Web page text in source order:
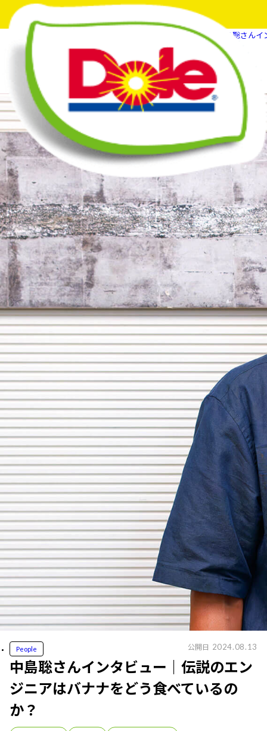
フルーツスマイルマガジン 中島聡さん
People 公開日 2024.08.13
中島聡さんインタビュー｜伝説のエン
ジニアはバナナをどう食べているの
か？